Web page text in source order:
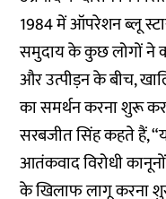
1984 में ऑपरेशन ब्लू
समुदाय के कुछ लोगों ने
और उत्पीड़न के बीच,
का समर्थन करना शुरू कर
सरबजीत सिंह कहते हैं,
आतंकवाद विरोधी
के खिलाफ लागू करना